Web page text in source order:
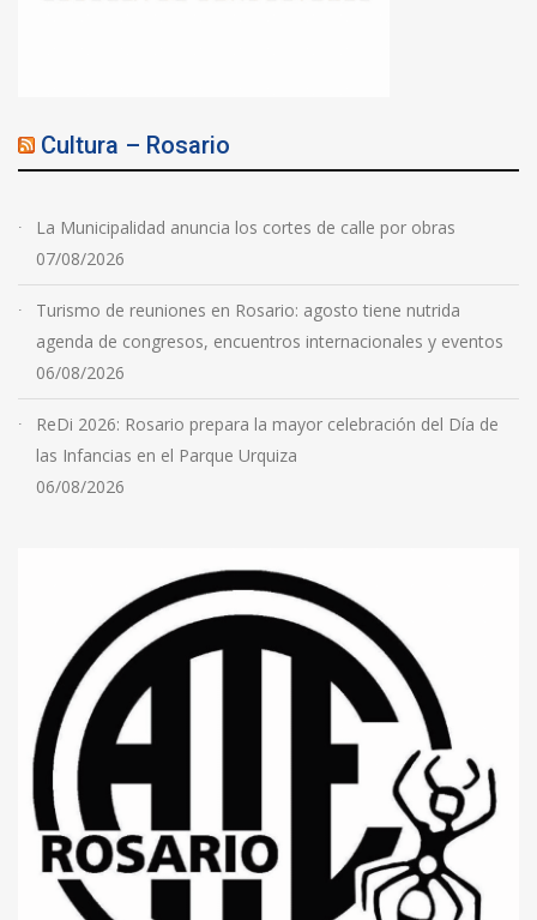
Cultura – Rosario
La Municipalidad anuncia los cortes de calle por obras
07/08/2026
Turismo de reuniones en Rosario: agosto tiene nutrida
agenda de congresos, encuentros internacionales y eventos
06/08/2026
ReDi 2026: Rosario prepara la mayor celebración del Día de
las Infancias en el Parque Urquiza
06/08/2026